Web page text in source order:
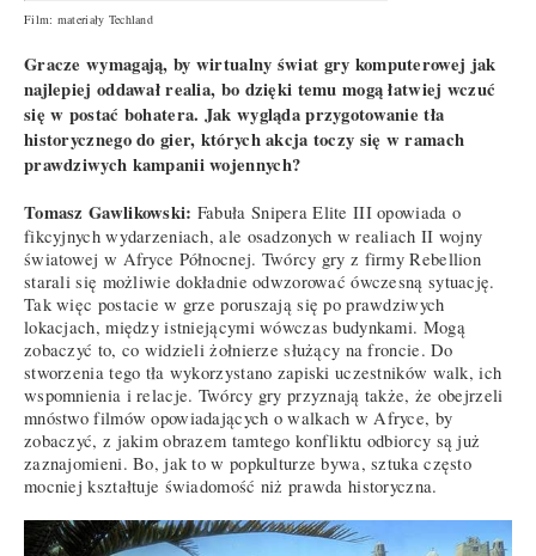
Film: materiały Techland
Gracze wymagają, by wirtualny świat gry komputerowej jak
najlepiej oddawał realia, bo dzięki temu mogą łatwiej wczuć
się w postać bohatera. Jak wygląda przygotowanie tła
historycznego do gier, których akcja toczy się w ramach
prawdziwych kampanii wojennych?
Tomasz Gawlikowski: Fabuła Snipera Elite III opowiada o
fikcyjnych wydarzeniach, ale osadzonych w realiach II wojny
światowej w Afryce Północnej. Twórcy gry z firmy Rebellion
starali się możliwie dokładnie odwzorować ówczesną sytuację.
Tak więc postacie w grze poruszają się po prawdziwych
lokacjach, między istniejącymi wówczas budynkami. Mogą
zobaczyć to, co widzieli żołnierze służący na froncie. Do
stworzenia tego tła wykorzystano zapiski uczestników walk, ich
wspomnienia i relacje. Twórcy gry przyznają także, że obejrzeli
mnóstwo filmów opowiadających o walkach w Afryce, by
zobaczyć, z jakim obrazem tamtego konfliktu odbiorcy są już
zaznajomieni. Bo, jak to w popkulturze bywa, sztuka często
mocniej kształtuje świadomość niż prawda historyczna.